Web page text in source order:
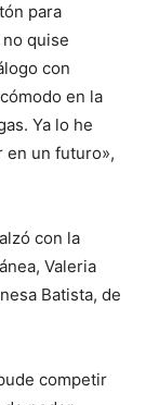
para
quise
con
en la
Ya lo he
en un futuro»,
con la
Valeria
Batista, de
competir